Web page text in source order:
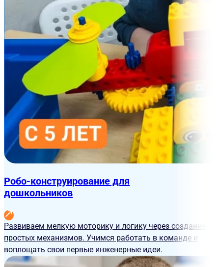
Робо-конструирование для
дошкольников
Развиваем мелкую моторику и логику через создание
простых механизмов. Учимся работать в команде и
воплощать свои первые инженерные идеи.